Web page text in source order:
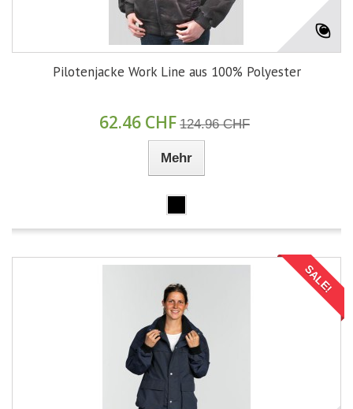
Pilotenjacke Work Line aus 100% Polyester
62.46 CHF 124.96 CHF
Mehr
SALE!